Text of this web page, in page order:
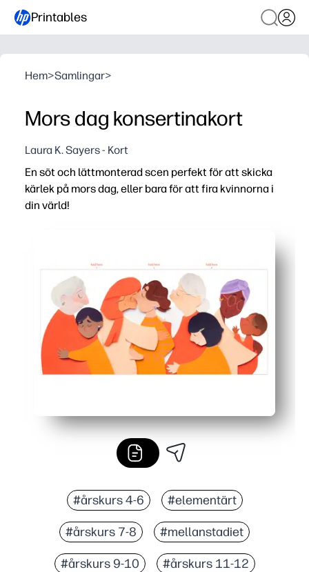
Printables
Hem>Samlingar>
Mors dag konsertinakort
Laura K. Sayers - Kort
En söt och lättmonterad scen perfekt för att skicka
kärlek på mors dag, eller bara för att fira kvinnorna i
din värld!
Barnvänliga steg håller små händer engagerade
Med anpassningsbara paneler kan du lägga till namn
Concertina design står för visning eller glider platt i ett
#årskurs 4-6 #elementärt
#årskurs 7-8 #mellanstadiet
#årskurs 9-10 #årskurs 11-12